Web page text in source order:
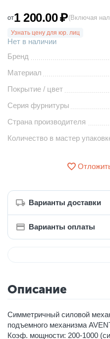
от1 200.00₽(Включая
Узнать цену для юр. лиц
Нет в наличии
Бренд
Материал
Покрытие / цвет
Серия фурнитуры
Страна производителя
Количество в мастер
Варианты доставки
Варианты оплаты
Описание
Симметричный силовой
подъемного механизма
Коэф. мощности: 200-1000